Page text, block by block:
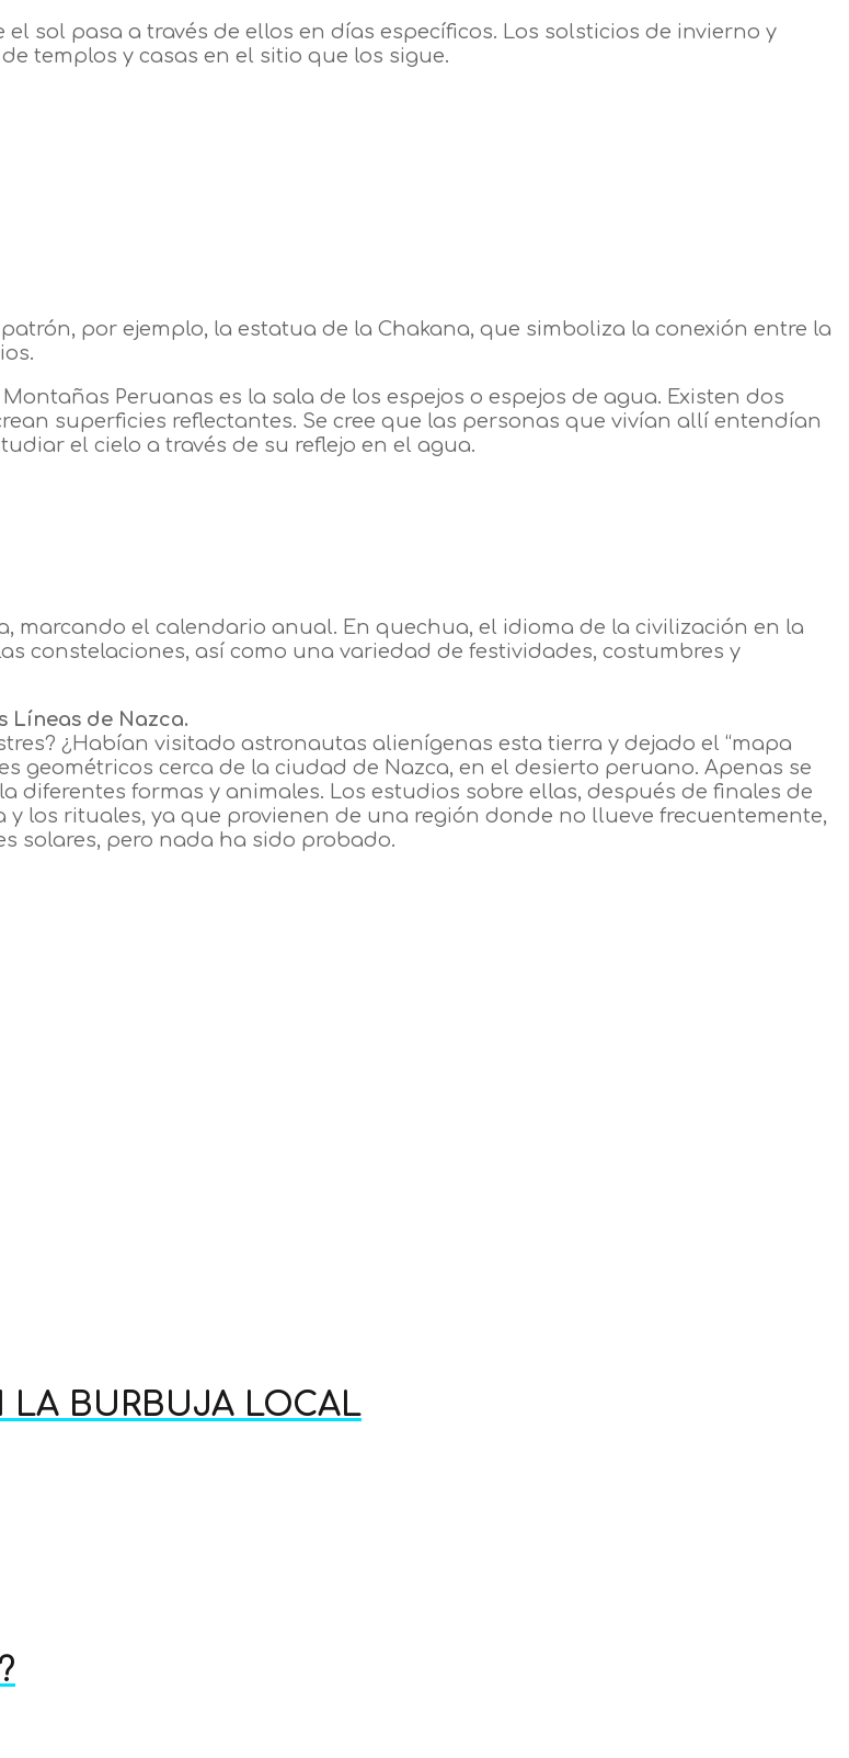
sol pasa a través de ellos en días específicos. Los solsticios de invierno y
templos y casas en el sitio que los sigue.
por ejemplo, la estatua de la Chakana, que simboliza la conexión entre la
Peruanas es la sala de los espejos o espejos de agua. Existen dos
superficies reflectantes. Se cree que las personas que vivían allí entendían
el cielo a través de su reflejo en el agua.
marcando el calendario anual. En quechua, el idioma de la civilización en la
constelaciones, así como una variedad de festividades, costumbres y
Líneas de Nazca.
¿Habían visitado astronautas alienígenas esta tierra y dejado el “mapa
geométricos cerca de la ciudad de Nazca, en el desierto peruano. Apenas se
diferentes formas y animales. Los estudios sobre ellas, después de finales de
los rituales, ya que provienen de una región donde no llueve frecuentemente,
solares, pero nada ha sido probado.
LA BURBUJA LOCAL